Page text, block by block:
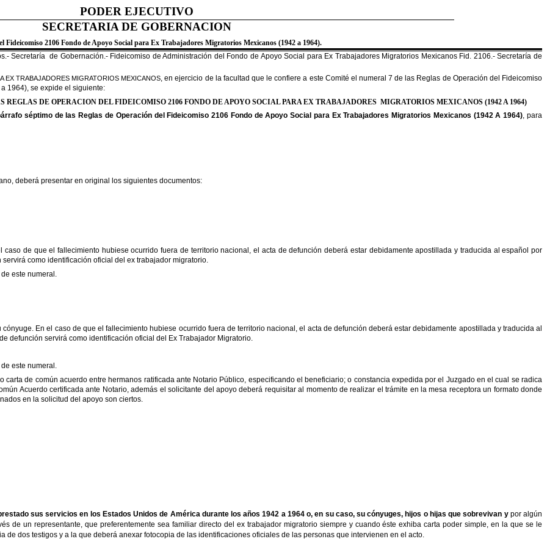
PODER EJECUTIVO
SECRETARIA DE GOBERNACION
2106 Fondo de Apoyo Social para Ex Trabajadores Migratorios Mexicanos (1942 a 1964).
Secretaría de Gobernación.- Fideicomiso de Administración del Fondo de Apoyo Social para Ex Trabajadores Migratorios Mexicanos Fid. 2106.- Secretaría de
EX TRABAJADORES MIGRATORIOS MEXICANOS, en ejercicio de la facultad que le confiere a este Comité el numeral 7 de las Reglas de Operación del Fideicomiso
1964), se expide el siguiente:
REGLAS DE OPERACION DEL FIDEICOMISO 2106 FONDO DE APOYO SOCIAL PARA EX TRABAJADORES MIGRATORIOS MEXICANOS (1942 A 1964)
séptimo de las Reglas de Operación del Fideicomiso 2106 Fondo de Apoyo Social para Ex Trabajadores Migratorios Mexicanos (1942 A 1964), para
deberá presentar en original los siguientes documentos:
de que el fallecimiento hubiese ocurrido fuera de territorio nacional, el acta de defunción deberá estar debidamente apostillada y traducida al español por
servirá como identificación oficial del ex trabajador migratorio.
este numeral.
En el caso de que el fallecimiento hubiese ocurrido fuera de territorio nacional, el acta de defunción deberá estar debidamente apostillada y traducida al
defunción servirá como identificación oficial del Ex Trabajador Migratorio.
este numeral.
de común acuerdo entre hermanos ratificada ante Notario Público, especificando el beneficiario; o constancia expedida por el Juzgado en el cual se radica
Acuerdo certificada ante Notario, además el solicitante del apoyo deberá requisitar al momento de realizar el trámite en la mesa receptora un formato donde
en la solicitud del apoyo son ciertos.
sus servicios en los Estados Unidos de América durante los años 1942 a 1964 o, en su caso, su cónyuges, hijos o hijas que sobrevivan y por algún
de un representante, que preferentemente sea familiar directo del ex trabajador migratorio siempre y cuando éste exhiba carta poder simple, en la que se le
dos testigos y a la que deberá anexar fotocopia de las identificaciones oficiales de las personas que intervienen en el acto.